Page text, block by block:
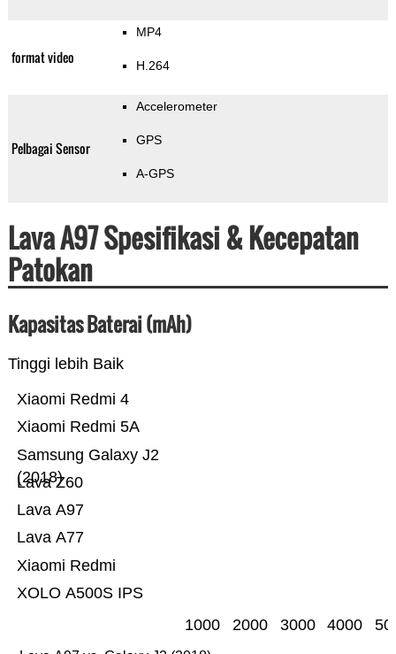
format video
MP4
H.264
Pelbagai Sensor
Accelerometer
GPS
A-GPS
Lava A97 Spesifikasi & Kecepatan
Patokan
Kapasitas Baterai (mAh)
Tinggi lebih Baik
XOLO A500S IPS
Xiaomi Redmi
Lava A77
Lava A97
Lava Z60
Samsung Galaxy J2
(2018)
Xiaomi Redmi 5A
Xiaomi Redmi 4
1000 2000 3000 4000